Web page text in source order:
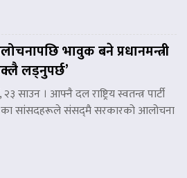
भावुक बने प्रधानमन्त्री
लड्नुपर्छ’
साउन । आफ्नै दल राष्ट्रिय स्वतन्त्र पार्टी
का सांसदहरूले संसद्‌मै सरकारको आलोचना